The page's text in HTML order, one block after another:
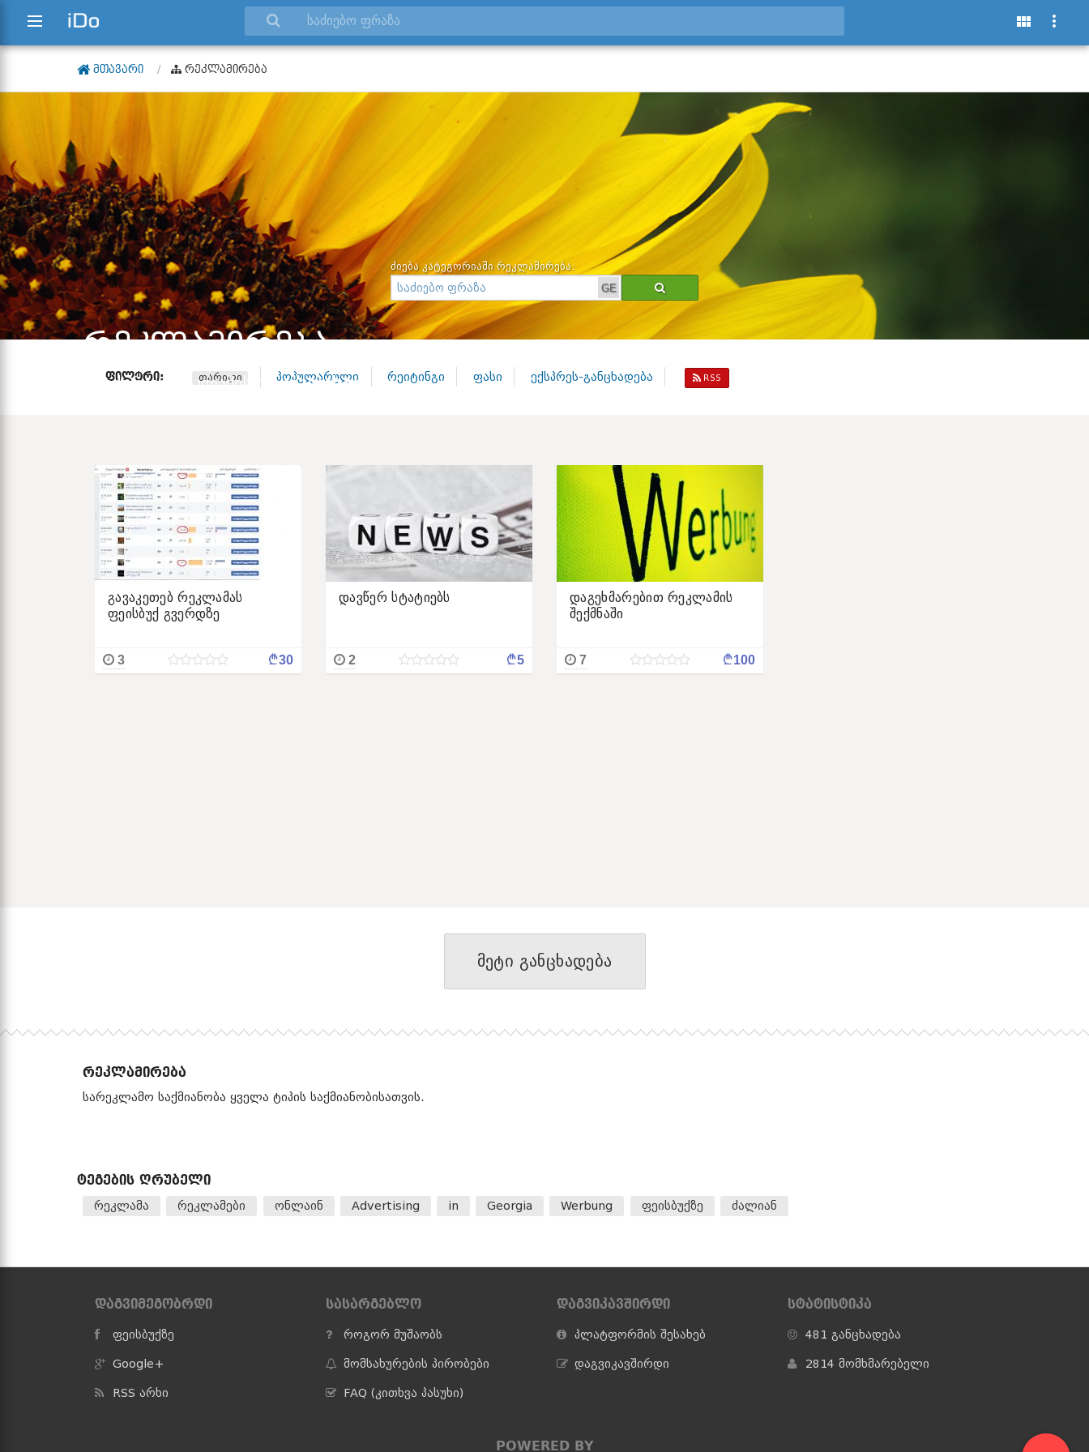
ᲛᲗᲐᲕᲐᲠᲘ ᲠᲔᲙᲚᲐᲛᲘᲠᲔᲑᲐ
ძიება კატეგორიაში რეკლამირება:
GE
ᲠᲔᲙᲚᲐᲛᲘᲠᲔᲑᲐ
დაიქირავე რეკლამის სპეციალისტი
ᲤᲘᲚᲢᲠᲘ: თარიღი პოპულარული რეიტინგი ფასი ექსპრეს-განცხადება RSS
გავაკეთებ რეკლამას
ფეისბუქ გვერდზე
3 ¢30
დავწერ სტატიებს
2 ¢5
დაგეხმარებით რეკლამის
შექმნაში
7 ¢100
მეტი განცხადება
ᲠᲔᲙᲚᲐᲛᲘᲠᲔᲑᲐ
სარეკლამო საქმიანობა ყველა ტიპის საქმიანობისათვის.
ᲢᲔᲒᲔᲑᲘᲡ ᲦᲠᲣᲑᲔᲚᲘ
რეკლამა რეკლამები ონლაინ Advertising in Georgia Werbung ფეისბუქზე ძალიან
ᲓᲐᲒᲕᲘᲛᲔᲒᲝᲑᲠᲓᲘ
ფეისბუქზე
Google+
RSS არხი
ᲡᲐᲡᲐᲠᲒᲔᲑᲚᲝ
როგორ მუშაობს
მომსახურების პირობები
FAQ (კითხვა პასუხი)
ᲓᲐᲒᲕᲘᲙᲐᲕᲨᲘᲠᲓᲘ
პლატფორმის შესახებ
დაგვიკავშირდი
ᲡᲢᲐᲢᲘᲡᲢᲘᲙᲐ
481 განცხადება
2814 მომხმარებელი
POWERED BY